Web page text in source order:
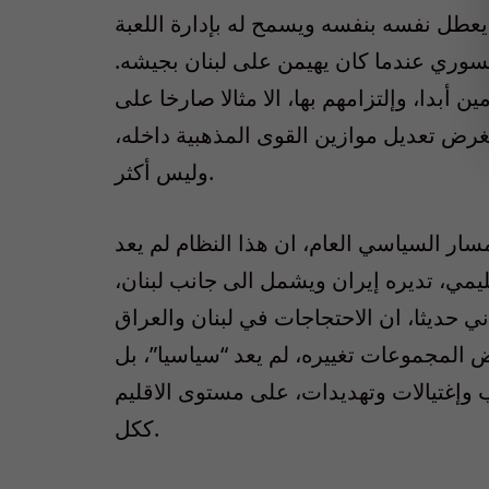
يعطل نفسه بنفسه ويسمح له بإدارة اللعبة
عندما كان يهيمن على لبنان بجيشه.
أبدا، وإلتزامهم بها، الا مثالا صارخا على
تعديل موازين القوى المذهبية داخله،
وليس أكثر.
السياسي العام، ان هذا النظام لم يعد
تديره إيران ويشمل الى جانب لبنان،
حديثا، ان الاحتجاجات في لبنان والعراق
تغييره، لم يعد “سياسيا”، بل
وتهديدات، على مستوى الاقليم
ككل.